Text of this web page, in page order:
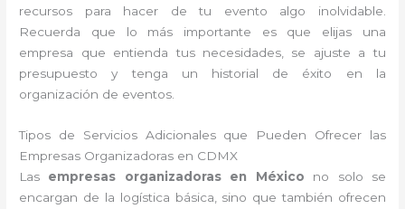
recursos para hacer de tu evento algo inolvidable.
Recuerda que lo más importante es que elijas una
empresa que entienda tus necesidades, se ajuste a tu
presupuesto y tenga un historial de éxito en la
organización de eventos.
Tipos de Servicios Adicionales que Pueden Ofrecer las
Empresas Organizadoras en CDMX
Las empresas organizadoras en México no solo se
encargan de la logística básica, sino que también ofrecen